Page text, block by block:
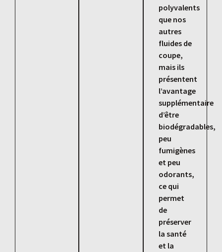
polyvalents
que nos
autres
fluides de
coupe,
mais ils
présentent
l’avantage
supplémentaire
d’être
biodégradables,
peu
fumigènes
et peu
odorants,
ce qui
permet
de
préserver
la santé
et la